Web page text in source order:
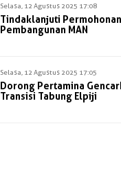
Selasa, 12 Agustus 2025 17:08
Tindaklanjuti
Pembangunan MAN
Selasa, 12 Agustus 2025 17:05
Dorong Pertamina
Transisi Tabung Elpiji